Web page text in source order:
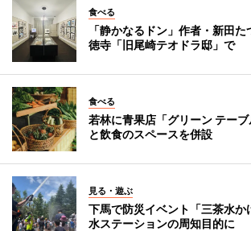
食べる
「静かなるドン」作者・新田
徳寺「旧尾崎テオドラ邸」で
食べる
若林に青果店「グリーン テー
と飲食のスペースを併設
見る・遊ぶ
下馬で防災イベント「三茶水
水ステーションの周知目的に